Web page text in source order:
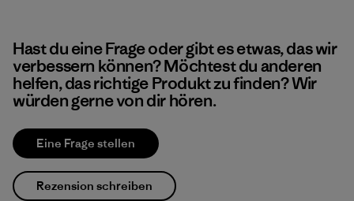
Hast du eine Frage oder gibt es etwas, das wir
verbessern können? Möchtest du anderen
helfen, das richtige Produkt zu finden? Wir
würden gerne von dir hören.
Eine Frage stellen
Rezension schreiben